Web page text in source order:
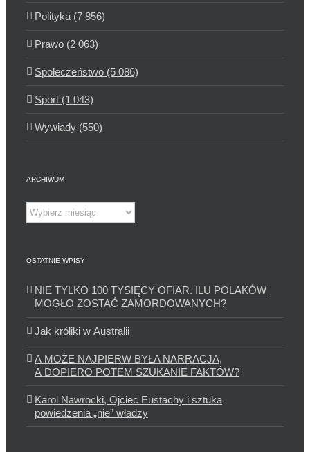
Polityka (7 856)
Prawo (2 063)
Społeczeństwo (5 086)
Sport (1 043)
Wywiady (550)
ARCHIWUM
Archiwum
OSTATNIE WPISY
NIE TYLKO 100 TYSIĘCY OFIAR. ILU POLAKÓW
MOGŁO ZOSTAĆ ZAMORDOWANYCH?
Jak króliki w Australii
A MOŻE NAJPIERW BYŁA NARRACJA,
A DOPIERO POTEM SZUKANIE FAKTÓW?
Karol Nawrocki, Ojciec Eustachy i sztuka
powiedzenia „nie” władzy